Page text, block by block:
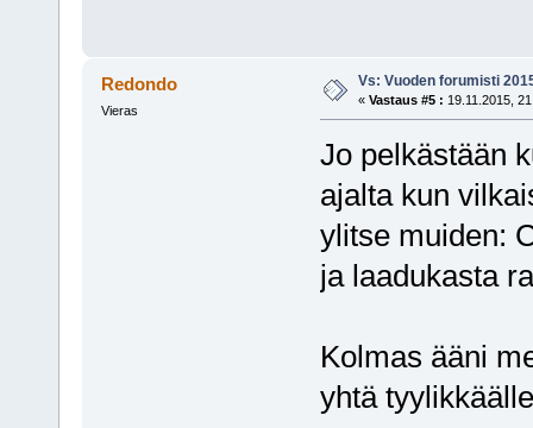
Redondo
Vieras
Vs: Vuoden forumisti
« Vastaus #5 : 19.11.2015,
Jo pelkästään
ajalta kun
ylitse muiden:
ja laadukasta
Kolmas ääni
yhtä